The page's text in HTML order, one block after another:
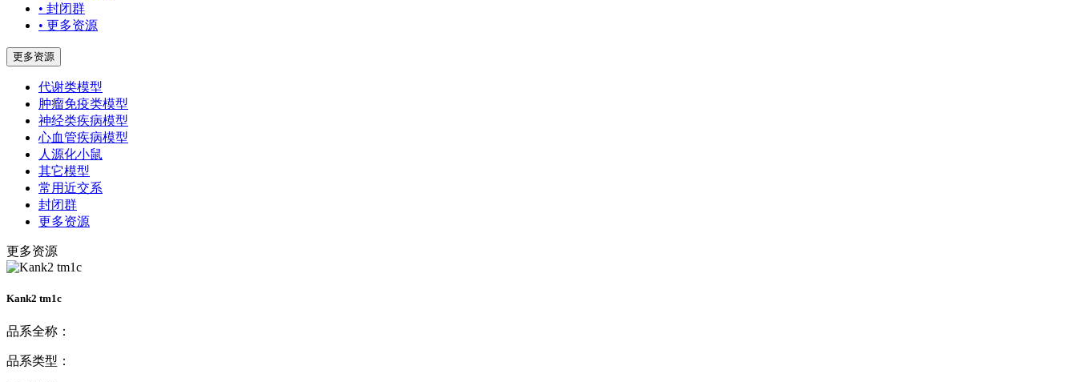
• 封闭群
• 更多资源
更多资源
代谢类模型
肿瘤免疫类模型
神经类疾病模型
心血管疾病模型
人源化小鼠
其它模型
常用近交系
封闭群
更多资源
更多资源
Kank2 tm1c
品系全称：
品系类型：